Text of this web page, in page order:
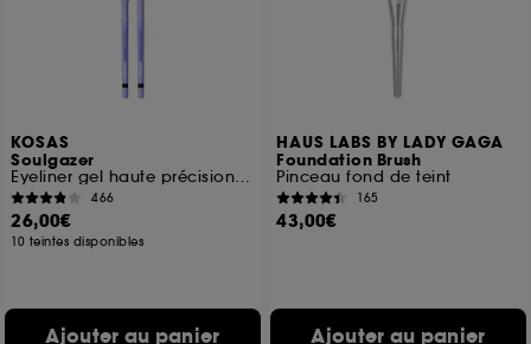
KOSAS
Soulgazer
Eyeliner gel haute précision longue tenue
466
26,00€
10 teintes disponibles
Ajouter au panier
HAUS LABS BY LADY GAGA
Foundation Brush
Pinceau fond de teint
165
43,00€
Ajouter au panier